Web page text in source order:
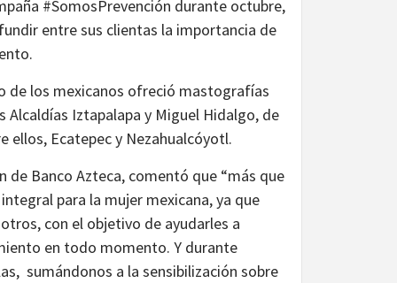
#SomosPrevención durante octubre,
entre sus clientas la importancia de
de los mexicanos ofreció mastografías
Alcaldías Iztapalapa y Miguel Hidalgo, de
ellos, Ecatepec y Nezahualcóyotl.
de Banco Azteca, comentó que “más que
para la mujer mexicana, ya que
con el objetivo de ayudarles a
en todo momento. Y durante
sumándonos a la sensibilización sobre